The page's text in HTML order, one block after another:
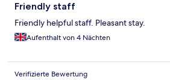
Friendly staff
Friendly helpful staff. Pleasant stay.
Aufenthalt von 4 Nächten
Verifizierte Bewertung